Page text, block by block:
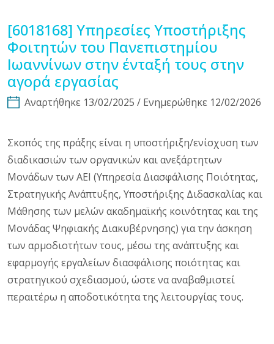
[6018168] Υπηρεσίες Υποστήριξης
Φοιτητών του Πανεπιστημίου
Ιωαννίνων στην ένταξή τους στην
αγορά εργασίας
Αναρτήθηκε 13/02/2025 / Ενημερώθηκε 12/02/2026
Σκοπός της πράξης είναι η υποστήριξη/ενίσχυση των
διαδικασιών των οργανικών και ανεξάρτητων
Μονάδων των ΑΕΙ (Υπηρεσία Διασφάλισης Ποιότητας,
Στρατηγικής Ανάπτυξης, Υποστήριξης Διδασκαλίας και
Μάθησης των μελών ακαδημαϊκής κοινότητας και της
Μονάδας Ψηφιακής Διακυβέρνησης) για την άσκηση
των αρμοδιοτήτων τους, μέσω της ανάπτυξης και
εφαρμογής εργαλείων διασφάλισης ποιότητας και
στρατηγικού σχεδιασμού, ώστε να αναβαθμιστεί
περαιτέρω η αποδοτικότητα της λειτουργίας τους.